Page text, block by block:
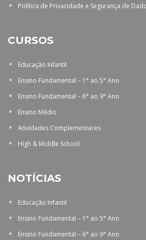
Política de Privacidade e Segurança de
CURSOS
Educação Infantil
Ensino Fundamental – 1° ao 5° Ano
Ensino Fundamental – 6° ao 9° Ano
Ensino Médio
Atividades Complementares
High & Middle School
NOTÍCIAS
Educação Infantil
Ensino Fundamental – 1° ao 5° Ano
Ensino Fundamental – 6° ao 9° Ano